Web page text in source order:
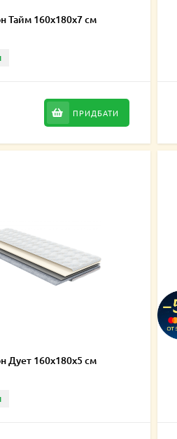
Тайм 160х180х7 см
ПРИДБАТИ
Дует 160х180х5 см